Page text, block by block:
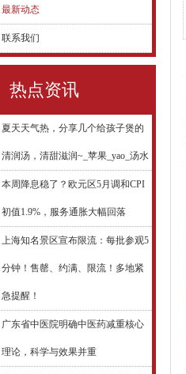
最新动态
联系我们
热点资讯
夏天天气热，分享几个给孩子煲的
清润汤，清甜滋润~_苹果_yao_汤水
本周降息稳了？欧元区5月调和CPI
初值1.9%，服务通胀大幅回落
上海知名景区宣布限流：每批参观5
分钟！售罄、约满、限流！多地紧
急提醒！
广东省中医院明确中医药减重核心
理论，科学与效果并重